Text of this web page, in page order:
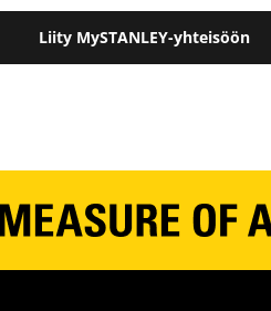
Liity MySTANLEY-yhteisöön